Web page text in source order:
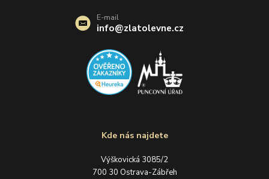
Kde nás najdete
Výškovická 3085/2
700 30 Ostrava-Zábřeh
E-mail
info@zlatolevne.cz